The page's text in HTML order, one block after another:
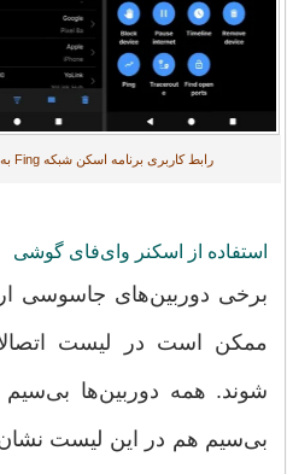
رابط کاربری برنامه اسکن شبکه Fing به همراه جزئیات دستگاه‌های متصل
استفاده از اسکنر وای‌فای گوشی
برخی دوربین‌های جاسوسی
ممکن است در لیست
شوند. همه دوربین‌ها بی‌سیم
بی‌سیم هم در این لیست